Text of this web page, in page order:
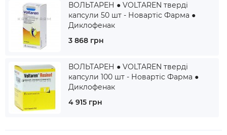
ВОЛЬТАРЕН ● VOLTAREN тверді
капсули 50 шт - Новартіс Фарма ●
Диклофенак
3 868 грн
ВОЛЬТАРЕН ● VOLTAREN тверді
капсули 100 шт - Новартіс Фарма ●
Диклофенак
4 915 грн